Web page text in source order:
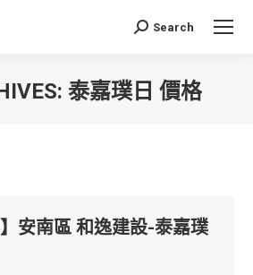
Search:
Search
泰嘉璞日 價格
】安南區 和逸建設-泰嘉璞